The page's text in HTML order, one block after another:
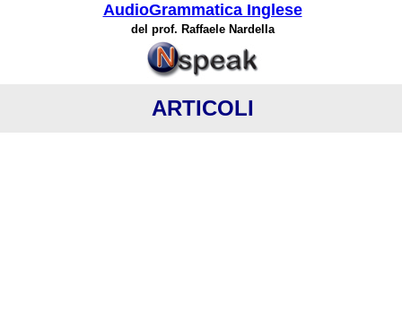
AudioGrammatica Inglese
del prof. Raffaele Nardella
ARTICOLI